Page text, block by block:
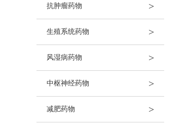
抗肿瘤药物 >
生殖系统药物 >
风湿病药物 >
中枢神经药物 >
减肥药物 >